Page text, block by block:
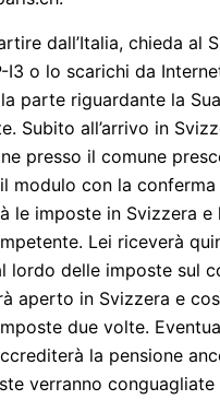
dall’Italia, chieda al
I3 o lo scarichi da
parte riguardante la
Subito all’arrivo in
presso il comune
modulo con la conferma
le imposte in Svizzera e
Lei riceverà
lordo delle imposte sul
aperto in Svizzera e
due volte.
la pensione
verranno conguagliate